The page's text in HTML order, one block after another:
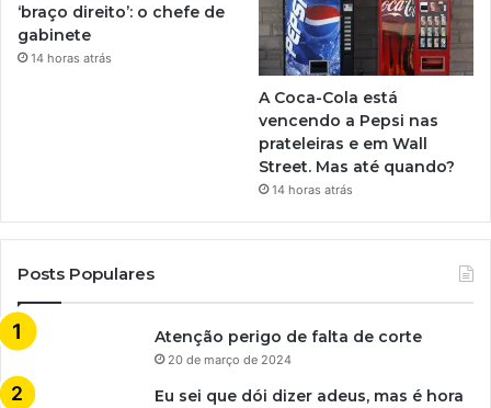
‘braço direito’: o chefe de
gabinete
14 horas atrás
A Coca-Cola está
vencendo a Pepsi nas
prateleiras e em Wall
Street. Mas até quando?
14 horas atrás
Posts Populares
Atenção perigo de falta de corte
20 de março de 2024
Eu sei que dói dizer adeus, mas é hora